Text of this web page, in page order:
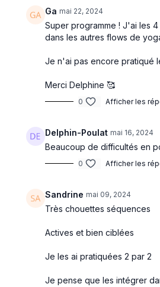
Ga mai 22, 2024
Super programme ! J'ai les
dans les autres flows de
Je n'ai pas encore pratiqué
Merci Delphine 🥰
0 Afficher les
Delphin-Poulat mai 16, 2024
Beaucoup de difficultés en
0 Afficher les
Sandrine mai 09, 2024
Très chouettes séquences
Actives et bien ciblées
Je les ai pratiquées 2 par 2
Je pense que les intégrer